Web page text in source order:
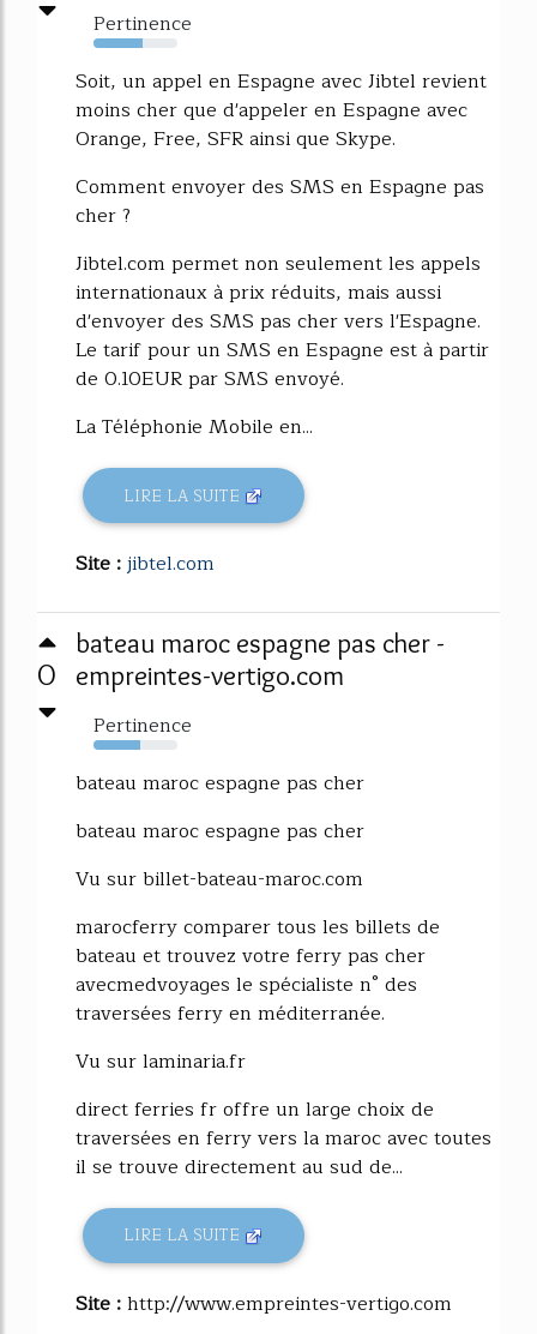
Pertinence
58%
Soit, un appel en Espagne avec Jibtel revient
moins cher que d'appeler en Espagne avec
Orange, Free, SFR ainsi que Skype.
Comment envoyer des SMS en Espagne pas
cher ?
Jibtel.com permet non seulement les appels
internationaux à prix réduits, mais aussi
d'envoyer des SMS pas cher vers l'Espagne.
Le tarif pour un SMS en Espagne est à partir
de 0.10EUR par SMS envoyé.
La Téléphonie Mobile en...
LIRE LA SUITE
Site :jibtel.com
0
bateau maroc espagne pas cher -
empreintes-vertigo.com
Pertinence
56%
bateau maroc espagne pas cher
bateau maroc espagne pas cher
Vu sur billet-bateau-maroc.com
marocferry comparer tous les billets de
bateau et trouvez votre ferry pas cher
avecmedvoyages le spécialiste n° des
traversées ferry en méditerranée.
Vu sur laminaria.fr
direct ferries fr offre un large choix de
traversées en ferry vers la maroc avec toutes
il se trouve directement au sud de...
LIRE LA SUITE
Site :http://www.empreintes-vertigo.com